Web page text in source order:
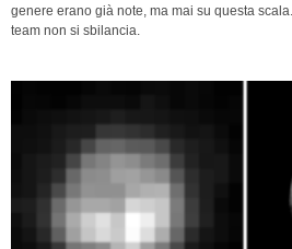
genere erano già note, ma mai su questa
team non si sbilancia.